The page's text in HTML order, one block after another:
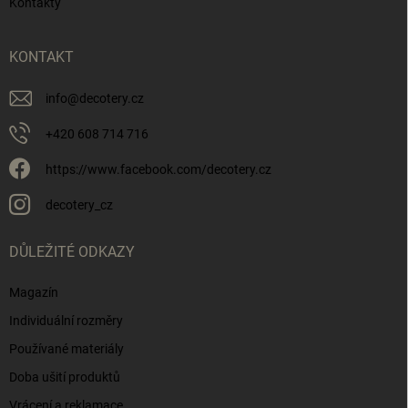
KONTAKT
info@decotery.cz
+420 608 714 716
https://www.facebook.com/decotery.cz
decotery_cz
DŮLEŽITÉ ODKAZY
Magazín
Individuální rozměry
Používané materiály
Doba ušití produktů
Vrácení a reklamace